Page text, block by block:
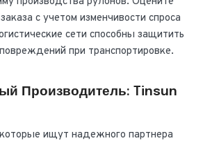
с учетом изменчивости спроса
сети способны защитить
при транспортировке.
Производитель: Tinsun
ищут надежного партнера